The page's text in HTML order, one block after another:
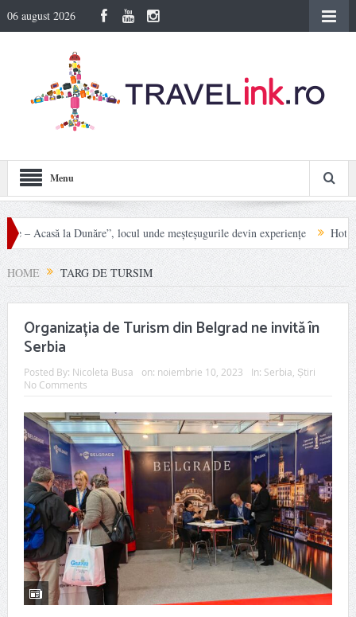
06 august 2026
Menu
la Dunăre”, locul unde meșteșugurile devin experiențe
Hotel
Munții Rodnei
HOME TARG DE TURSIM
Organizația de Turism din Belgrad ne invită în
Serbia
Posted By: Nicoleta Busa on: noiembrie 10, 2023 In: Serbia, Știri
No Comments